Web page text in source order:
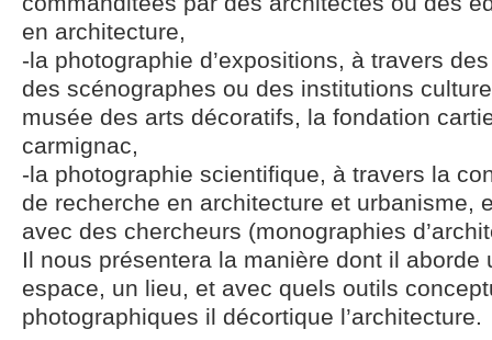
en architecture,
-la photographie d’expositions, à travers
des scénographes ou des institutions
musée des arts décoratifs, la fondation
carmignac,
-la photographie scientifique, à travers la
de recherche en architecture et urbanisme,
avec des chercheurs (monographies
Il nous présentera la manière dont il aborde
espace, un lieu, et avec quels outils
photographiques il décortique l’architecture.